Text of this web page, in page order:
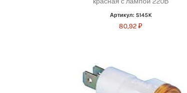
Артикул: S145K
80,92 ₽